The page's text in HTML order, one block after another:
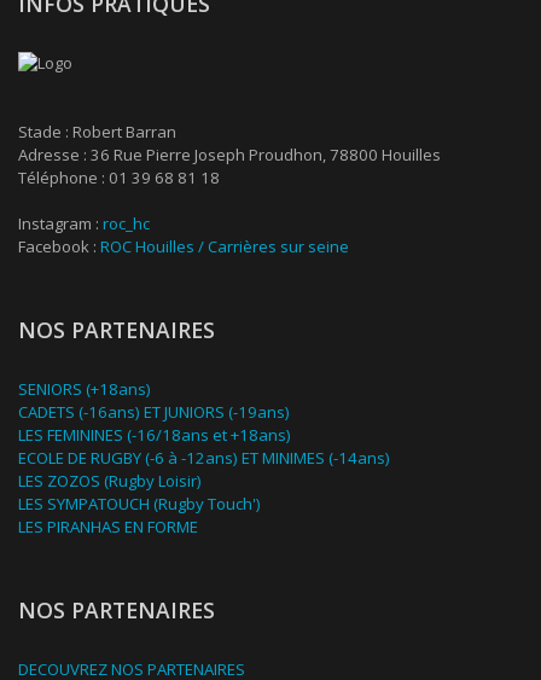
Stade : Robert Barran
Adresse : 36 Rue Pierre Joseph Proudhon, 78800 Houilles
Téléphone : 01 39 68 81 18
Instagram : roc_hc
Facebook : ROC Houilles / Carrières sur seine
NOS PARTENAIRES
SENIORS (+18ans)
CADETS (-16ans) ET JUNIORS (-19ans)
LES FEMININES (-16/18ans et +18ans)
ECOLE DE RUGBY (-6 à -12ans) ET MINIMES (-14ans)
LES ZOZOS (Rugby Loisir)
LES SYMPATOUCH (Rugby Touch')
LES PIRANHAS EN FORME
NOS PARTENAIRES
DECOUVREZ NOS PARTENAIRES